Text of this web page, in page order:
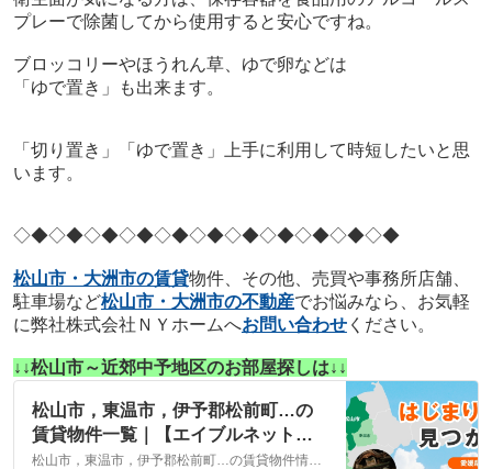
プレーで除菌してから使用すると安心ですね。
ブロッコリーやほうれん草、ゆで卵などは
「ゆで置き」も出来ます。
「切り置き」「ゆで置き」上手に利用して時短したいと思
います。
◇◆◇◆◇◆◇◆◇◆◇◆◇◆◇◆◇◆◇◆◇◆
松山市・大洲市の賃貸物件、その他、売買や事務所店舗、
駐車場など松山市・大洲市の不動産でお悩みなら、お気軽
に弊社株式会社ＮＹホームへお問い合わせください。
↓↓松山市～近郊中予地区のお部屋探しは↓↓
松山市，東温市，伊予郡松前町…の
賃貸物件一覧｜【エイブルネットワ
ーク】(株)NYホーム 松山市・大洲松山市，東温市，伊予郡松前町…の賃貸物件情報は、こちらに掲載しております。株式会社NYホームが自信を持ってご紹介する物件ばかりとなっております。お客様のニーズにそった物件が見つかりましたら、弊社までお気軽にお問い合わせください。